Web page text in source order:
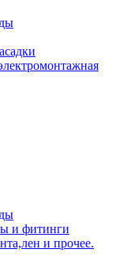
и фитинги
и прочее.